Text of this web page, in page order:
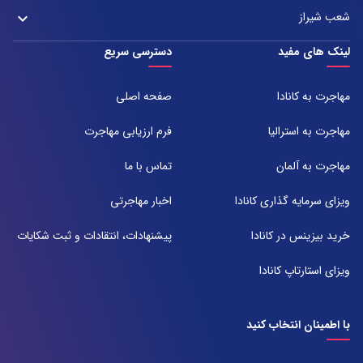
021-37972000
021-43000054
مشهد، بلوار هفت تیر نبش هفت تیر ۸ برج اداری آرمیتاژ طبقه ۱۶ واحد ۱۶۰۵
تلفن:
051-31737000
شعب شیراز keyboard_arrow_down
شعبه 1
آدرس:
تلفن:
شعبه 2
تلفن:
لینک های مفید
مهاجرت به کانادا
مهاجرت به استرالیا
مهاجرت به آلمان
ویزای سرمایه گذاری کانادا
خرید بیزینس در کانادا
ویزای استارتاپ کانادا
دسترسی سریع
صفحه اصلی
فرم ارزیابی مهاجرت
تماس با ما
اخبار مهاجرتی
پیشنهادات، انتقادات و ثبت شکایات
با اطمینان انتخاب کنید